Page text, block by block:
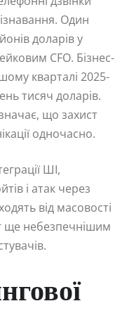
Один
доларів у
CFO. Бізнес-
кварталі 2025-
тисяч доларів.
що захист
одночасно.
ШІ,
і атак через
від масовості
ще небезпечнішим